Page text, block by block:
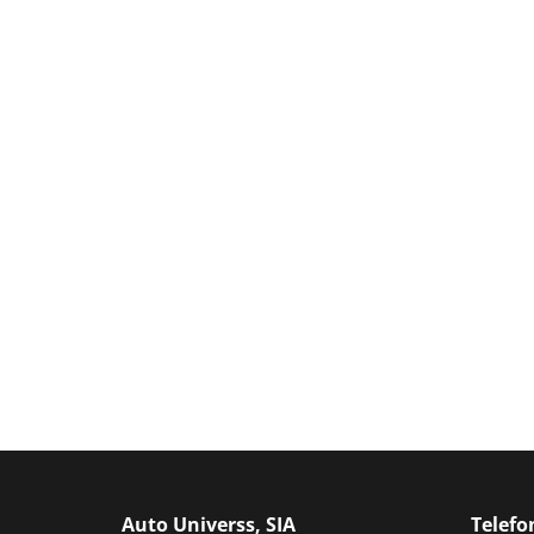
Auto Universs, SIA